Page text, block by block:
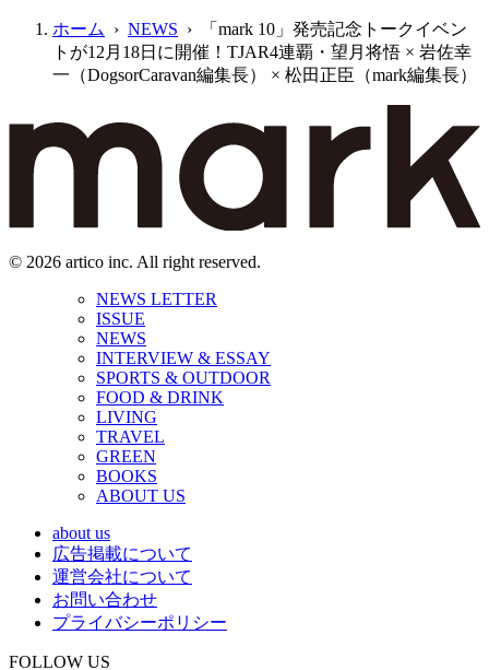
ホーム › NEWS › 「mark 10」発売記念トークイベン
トが12月18日に開催！TJAR4連覇・望月将悟 × 岩佐幸
一（DogsorCaravan編集長） × 松田正臣（mark編集長）
© 2026 artico inc. All right reserved.
NEWS LETTER
ISSUE
NEWS
INTERVIEW & ESSAY
SPORTS & OUTDOOR
FOOD & DRINK
LIVING
TRAVEL
GREEN
BOOKS
ABOUT US
about us
広告掲載について
運営会社について
お問い合わせ
プライバシーポリシー
FOLLOW US